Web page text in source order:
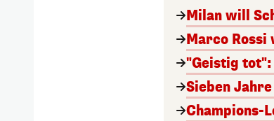
Milan will
Marco
"Geistig tot":
Sieben
Champions-